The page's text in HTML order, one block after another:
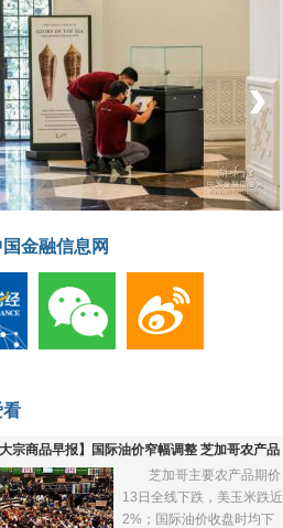
宾：防疫降级
›
金融信息网
看
大宗商品早报】国际油价窄幅调整 芝加哥农产品
芝加哥主要农产品期价
13日全线下跌，美玉米跌近
2%；国际油价收盘时均下